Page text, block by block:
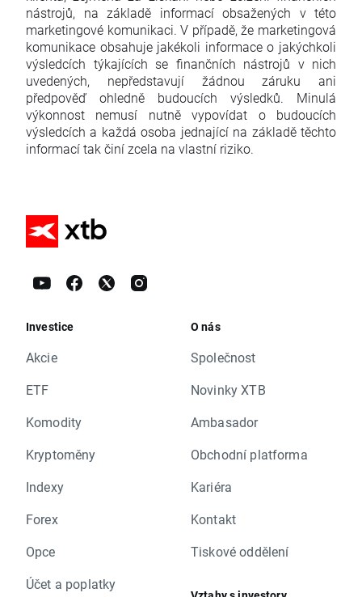
nástrojů, na základě informací obsažených v této
marketingové komunikaci. V případě, že marketingová
komunikace obsahuje jakékoli informace o jakýchkoli
výsledcích týkajících se finančních nástrojů v nich
uvedených, nepředstavují žádnou záruku ani
předpověď ohledně budoucích výsledků. Minulá
výkonnost nemusí nutně vypovídat o budoucích
výsledcích a každá osoba jednající na základě těchto
informací tak činí zcela na vlastní riziko.
Investice
Akcie
ETF
Komodity
Kryptoměny
Indexy
Forex
Opce
Účet a poplatky
O nás
Společnost
Novinky XTB
Ambasador
Obchodní platforma
Kariéra
Kontakt
Tiskové oddělení